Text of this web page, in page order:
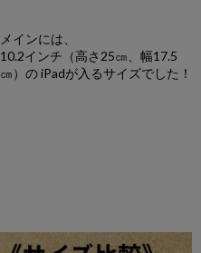
メインには、
10.2インチ（高さ25㎝、幅17.5
㎝）の iPadが入るサイズでした！